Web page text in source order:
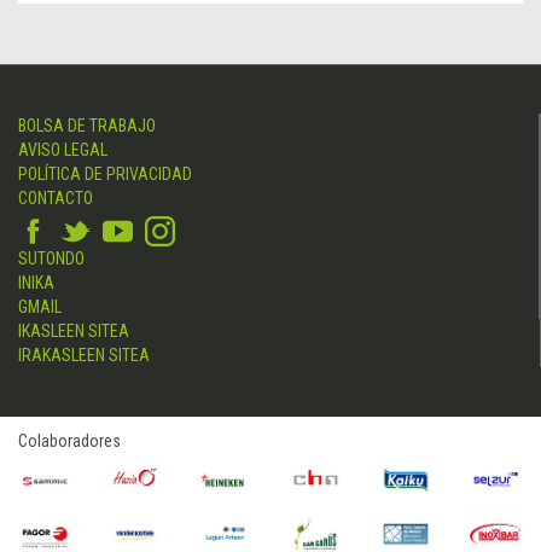
BOLSA DE TRABAJO
AVISO LEGAL
POLÍTICA DE PRIVACIDAD
CONTACTO
SUTONDO
INIKA
GMAIL
IKASLEEN SITEA
IRAKASLEEN SITEA
Colaboradores